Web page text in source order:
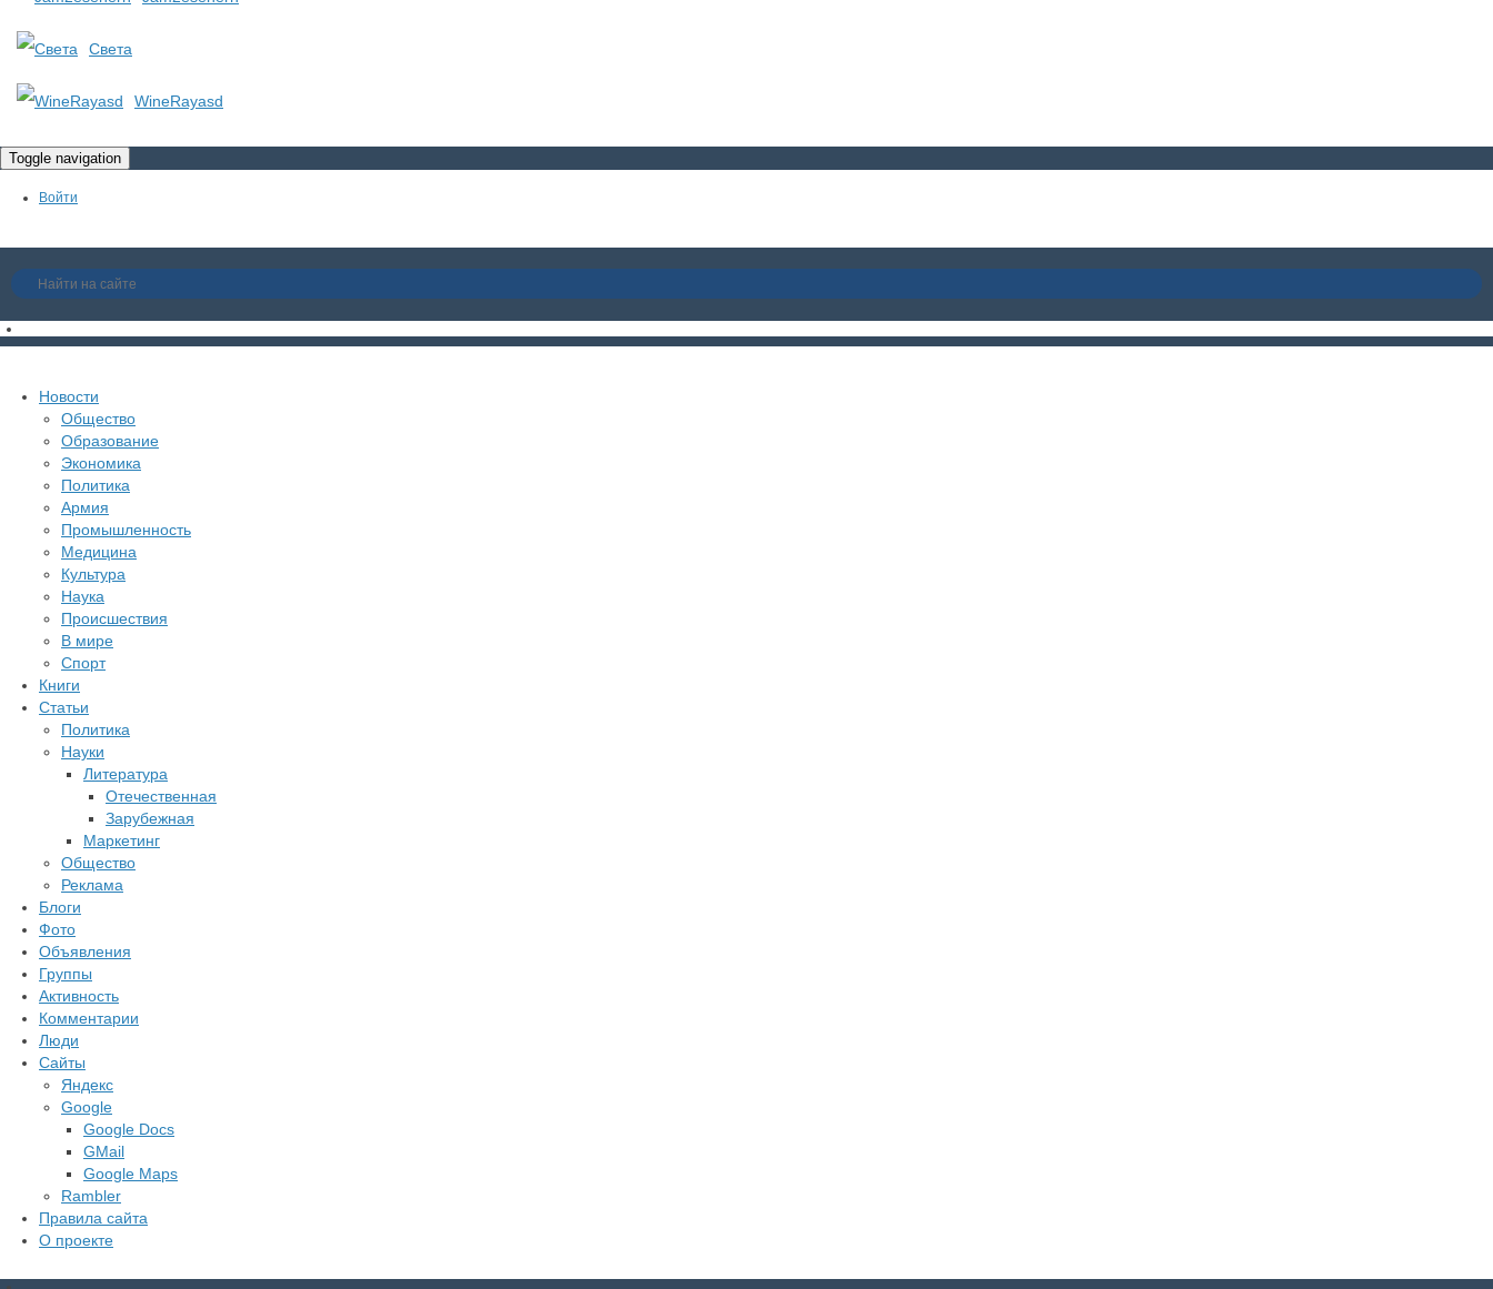
Света
WineRayasd
Toggle navigation
Войти
Войти
Регистрация
Новости
Общество
Образование
Экономика
Политика
Армия
Промышленность
Медицина
Культура
Наука
Происшествия
В мире
Спорт
Книги
Статьи
Политика
Науки
Литература
Отечественная
Зарубежная
Маркетинг
Общество
Реклама
Блоги
Фото
Объявления
Группы
Активность
Комментарии
Люди
Сайты
Яндекс
Google
Google Docs
GMail
Google Maps
Rambler
Правила сайта
О проекте